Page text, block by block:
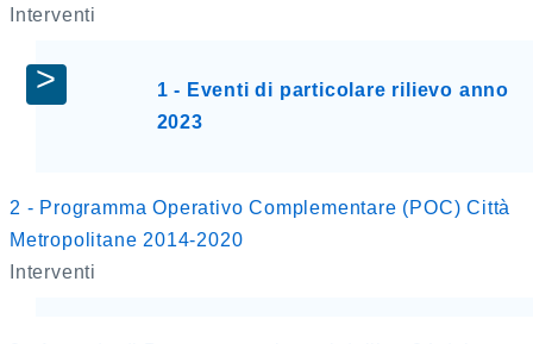
Interventi
1 - Eventi di particolare rilievo anno
2023
2 - Programma Operativo Complementare (POC) Città
Metropolitane 2014-2020
Interventi